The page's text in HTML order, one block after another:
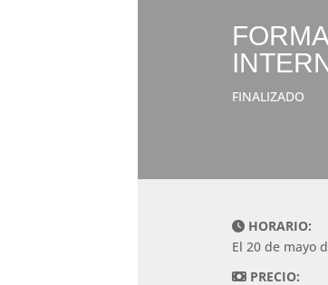
FINALIZADO
HORARIO:
El 20 de mayo
PRECIO: